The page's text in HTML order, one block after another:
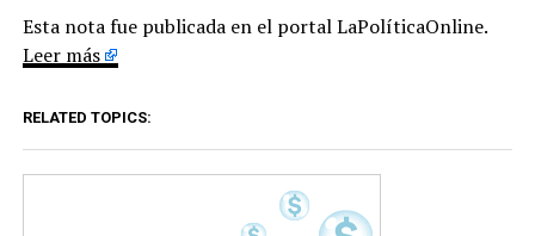
Esta nota fue publicada en el portal LaPolíticaOnline.
Leer más
RELATED TOPICS: